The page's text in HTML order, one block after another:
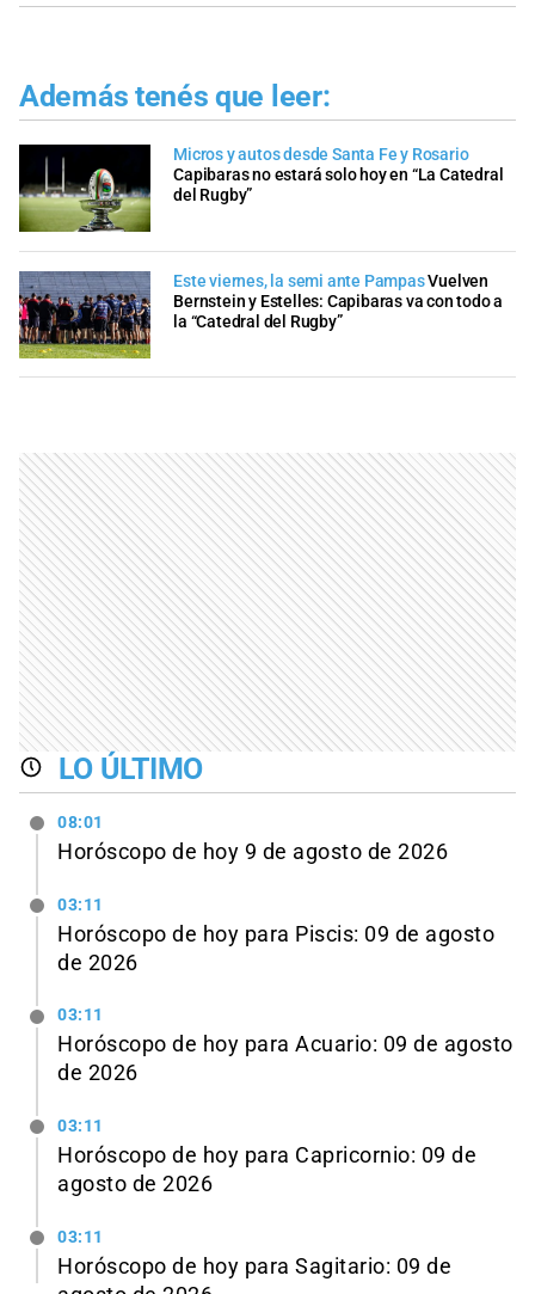
Además tenés que leer:
Micros y autos desde Santa Fe y Rosario
Capibaras no estará solo hoy en “La Catedral
del Rugby”
Este viernes, la semi ante PampasVuelven
Bernstein y Estelles: Capibaras va con todo a
la “Catedral del Rugby”
LO ÚLTIMO
08:01
Horóscopo de hoy 9 de agosto de 2026
03:11
Horóscopo de hoy para Piscis: 09 de agosto
de 2026
03:11
Horóscopo de hoy para Acuario: 09 de agosto
de 2026
03:11
Horóscopo de hoy para Capricornio: 09 de
agosto de 2026
03:11
Horóscopo de hoy para Sagitario: 09 de